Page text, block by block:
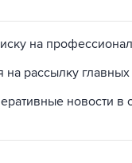
на
на рассылку
новости